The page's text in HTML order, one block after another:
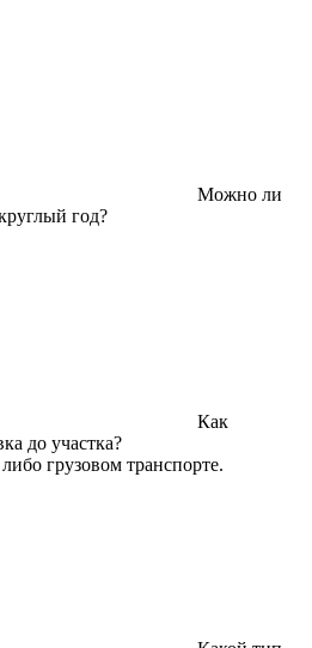
Можно ли
год?
Как
до участка?
грузовом транспорте.